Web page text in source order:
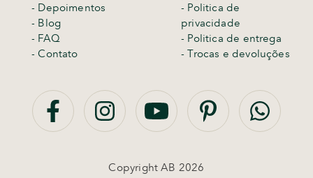
- Depoimentos
- Blog
- FAQ
- Contato
- Politica de
privacidade
- Politica de entrega
-Trocas e devoluções
Copyright AB 2026